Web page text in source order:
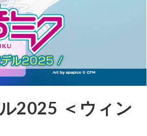
2025 ＜ウィン